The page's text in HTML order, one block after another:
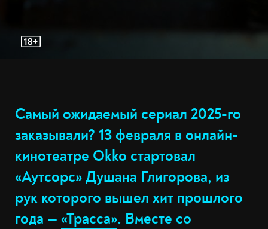
Самый ожидаемый сериал 2025-го
заказывали? 13 февраля в онлайн-
кинотеатре Okko стартовал
«Аутсорс» Душана Глигорова, из
рук которого вышел хит прошлого
года — «Трасса». Вместе со